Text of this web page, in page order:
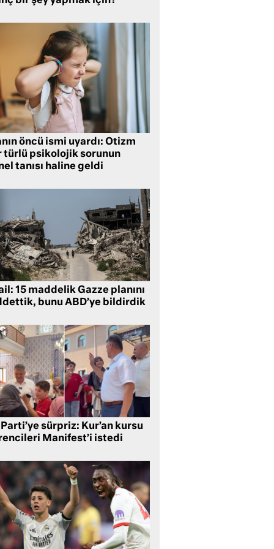
öncü ismi uyardı: Otizm
türlü psikolojik sorunun
tanısı haline geldi
15 maddelik Gazze planını
bunu ABD’ye bildirdik
sürpriz: Kur’an kursu
Manifest’i istedi